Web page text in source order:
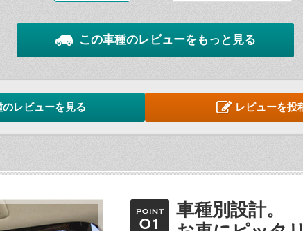
この車種のレビューをもっと見る
のレビューを見る レビューを投
車種別設計。